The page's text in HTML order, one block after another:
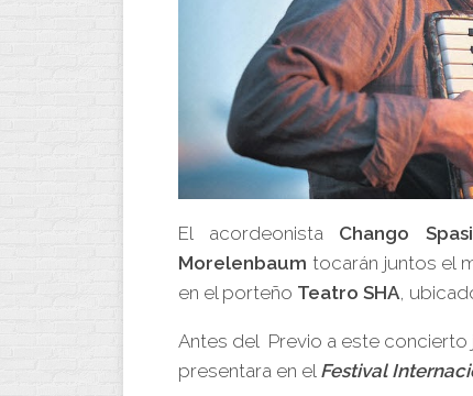
El acordeonista Chango
Morelenbaum tocarán juntos el
en el porteño Teatro SHA,
Antes del Previo a este concierto
presentara en el Festival